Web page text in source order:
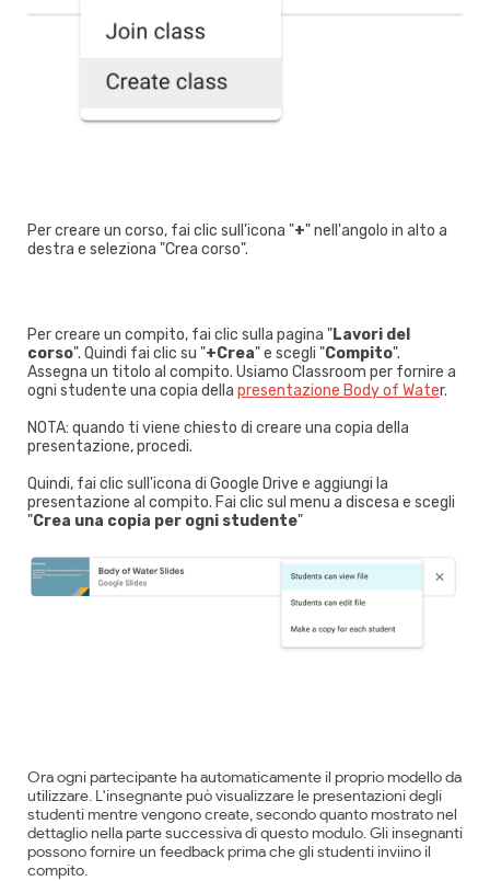
Per creare un corso, fai clic sull'icona "+" nell'angolo in alto a
destra e seleziona "Crea corso".
Per creare un compito, fai clic sulla pagina "Lavori del
corso". Quindi fai clic su "+Crea" e scegli "Compito".
Assegna un titolo al compito. Usiamo Classroom per fornire a
ogni studente una copia della presentazione Body of Water.
NOTA: quando ti viene chiesto di creare una copia della
presentazione, procedi.
Quindi, fai clic sull'icona di Google Drive e aggiungi la
presentazione al compito. Fai clic sul menu a discesa e scegli
"Crea una copia per ogni studente"
Ora ogni partecipante ha automaticamente il proprio modello da
utilizzare. L'insegnante può visualizzare le presentazioni degli
studenti mentre vengono create, secondo quanto mostrato nel
dettaglio nella parte successiva di questo modulo. Gli insegnanti
possono fornire un feedback prima che gli studenti inviino il
compito.